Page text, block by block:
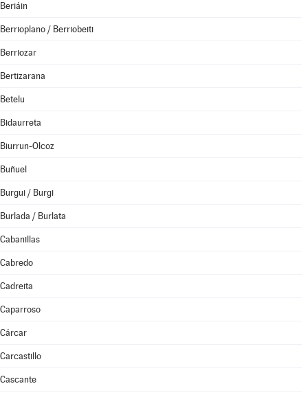
Beriáin
Berrioplano / Berriobeiti
Berriozar
Bertizarana
Betelu
Bidaurreta
Biurrun-Olcoz
Buñuel
Burgui / Burgi
Burlada / Burlata
Cabanillas
Cabredo
Cadreita
Caparroso
Cárcar
Carcastillo
Cascante